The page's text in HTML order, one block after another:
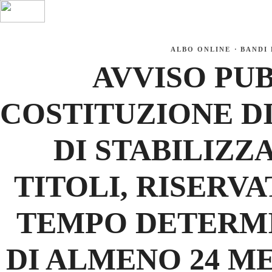
ALBO ONLINE · BANDI
AVVISO
COSTITUZIONE
DI
TITOLI,
TEMPO
DI ALMENO 24